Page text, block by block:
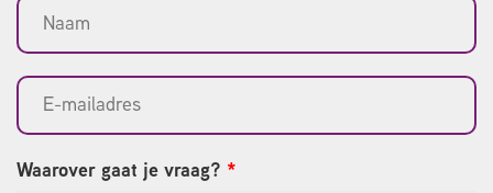
Waarover gaat je vraag? *